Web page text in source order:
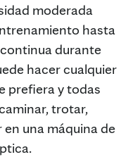
moderada
hasta
durante
hacer cualquier
prefiera y todas
trotar,
una máquina de